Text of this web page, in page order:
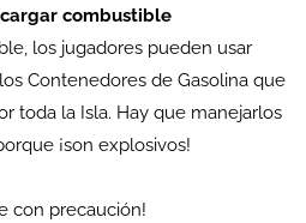
combustible
los jugadores pueden usar
Contenedores de Gasolina que
toda la Isla. Hay que manejarlos
¡son explosivos!
con precaución!